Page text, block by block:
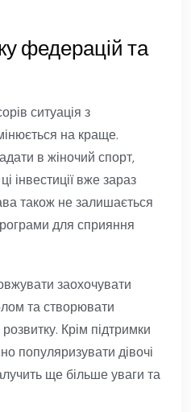
федерацій та
ситуація з
на краще.
в жіночий спорт,
інвестиції вже зараз
також не залишається
для сприяння
заохочувати
та створювати
Крім підтримки
популяризувати дівочі
ще більше уваги та